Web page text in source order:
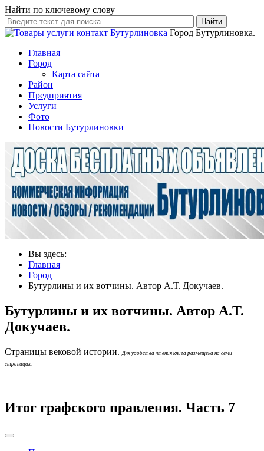
Найти по ключевому слову
Найти
Город Бутурлиновка.
Главная
Город
Карта сайта
Район
Предприятия
Услуги
Фото
Новости Бутурлиновки
Вы здесь:
Главная
Город
Бутурлины и их вотчины. Автор А.Т. Докучаев.
Бутурлины и их вотчины. Автор А.Т.
Докучаев.
Страницы вековой истории. Для удобства чтения книга размещена на семи
страницах.
Итог графского правления. Часть 7